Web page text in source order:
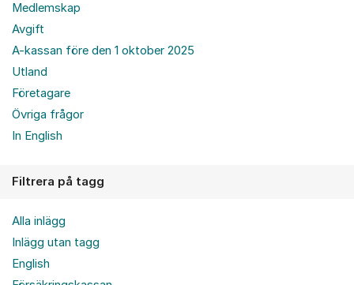
Medlemskap
Avgift
A-kassan före den 1 oktober 2025
Utland
Företagare
Övriga frågor
In English
Filtrera på tagg
Alla inlägg
Inlägg utan tagg
English